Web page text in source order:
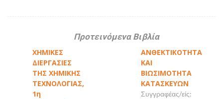
Προτεινόμενα Βιβλία
ΧΗΜΙΚΕΣ
ΔΙΕΡΓΑΣΙΕΣ
ΤΗΣ ΧΗΜΙΚΗΣ
ΤΕΧΝΟΛΟΓΙΑΣ,
1η
ΑΝΘΕΚΤΙΚΟΤΗΤΑ
ΚΑΙ
ΒΙΩΣΙΜΟΤΗΤΑ
ΚΑΤΑΣΚΕΥΩΝ
Συγγραφέας/είς: